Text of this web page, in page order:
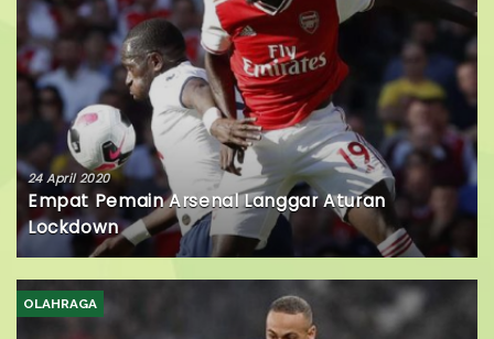
24 April 2020
Empat Pemain Arsenal Langgar Aturan
Lockdown
OLAHRAGA